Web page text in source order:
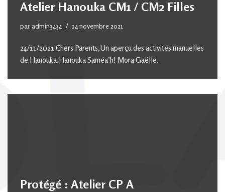
Atelier Hanouka CM1 / CM2 Filles
par admin3434 24 novembre 2021
24/11/2021 Chers Parents,Un aperçu des activités manuelles
de Hanouka.Hanouka Saméa’h! Mora Gaëlle.
Protégé : Atelier CP A